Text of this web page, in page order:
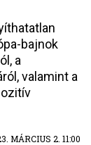
bajnok
a
valamint a
MÁRCIUS 2. 11:00